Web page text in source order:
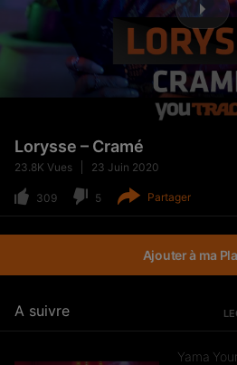
Lorysse – Cramé
23.8K Vues 23 Juin 2020
309 5 Partager
Ajouter à ma
A suivre
Yama